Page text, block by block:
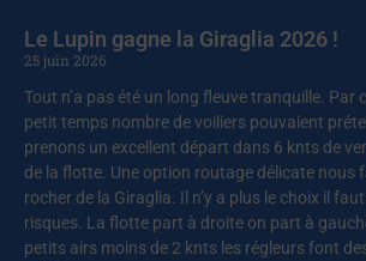
Le Lupin gagne la Giraglia 2026 !
25 juin 2026
Tout n’a pas été un long fleuve tranquille. Par
petit temps nombre de voiliers pouvaient
prenons un excellent départ dans 6 knts de
de la flotte. Une option routage délicate nous
rocher de la Giraglia. Il n’y a plus le choix il
risques. La flotte part à droite on part à
petits airs moins de 2 knts les régleurs font